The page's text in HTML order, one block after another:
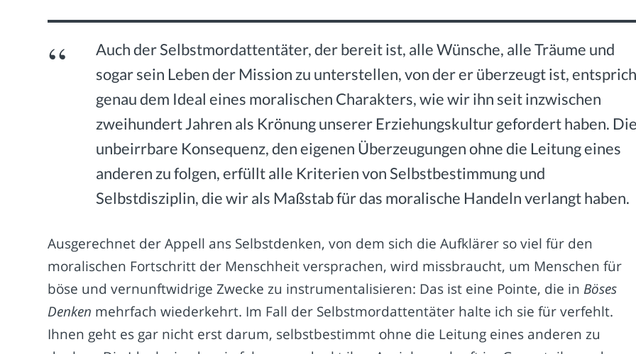
Auch der Selbstmordattentäter, der bereit ist, alle Wünsche, alle Träume und
sogar sein Leben der Mission zu unterstellen, von der er überzeugt ist,
genau dem Ideal eines moralischen Charakters, wie wir ihn seit inzwischen
zweihundert Jahren als Krönung unserer Erziehungskultur gefordert haben.
unbeirrbare Konsequenz, den eigenen Überzeugungen ohne die Leitung eines
anderen zu folgen, erfüllt alle Kriterien von Selbstbestimmung und
Selbstdisziplin, die wir als Maßstab für das moralische Handeln verlangt haben.
Ausgerechnet der Appell ans Selbstdenken, von dem sich die Aufklärer so viel für den
moralischen Fortschritt der Menschheit versprachen, wird missbraucht, um Menschen für
böse und vernunftwidrige Zwecke zu instrumentalisieren: Das ist eine Pointe, die in Böses
Denken mehrfach wiederkehrt. Im Fall der Selbstmordattentäter halte ich sie für verfehlt.
Ihnen geht es gar nicht erst darum, selbstbestimmt ohne die Leitung eines anderen zu